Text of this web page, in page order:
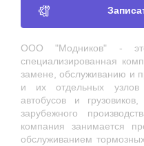
ООО "Модников" -
специализированная
замене, обслуживанию и
и их отдельных узлов
автобусов и
зарубежного
компания занимается
обслуживанием